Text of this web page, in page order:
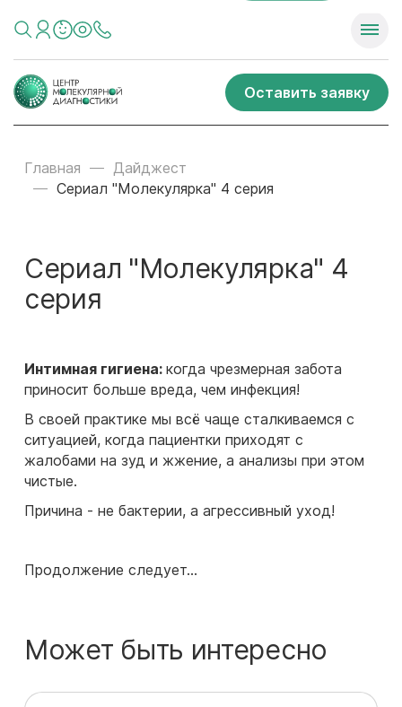
Оставить заявку
Главная
Дайджест
Сериал "Молекулярка" 4 серия
Сериал "Молекулярка" 4
серия
Интимная гигиена: когда чрезмерная забота
приносит больше вреда, чем инфекция!
В своей практике мы всё чаще сталкиваемся с
ситуацией, когда пациентки приходят с
жалобами на зуд и жжение, а анализы при этом
чистые.
Причина - не бактерии, а агрессивный уход!
Продолжение следует...
Может быть интересно